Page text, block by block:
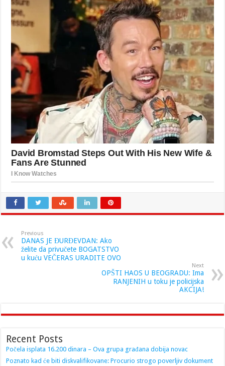
Previous
DANAS JE ĐURĐEVDAN: Ako
želite da privučete BOGATSTVO
u kuću VEČERAS URADITE OVO
Next
OPŠTI HAOS U BEOGRADU: Ima
RANJENIH u toku je policijska
AKCIJA!
Recent Posts
Počela isplata 16.200 dinara – Ova grupa građana dobija novac
Poznato kad će biti diskvalifikovane: Procurio strogo poverljiv dokument